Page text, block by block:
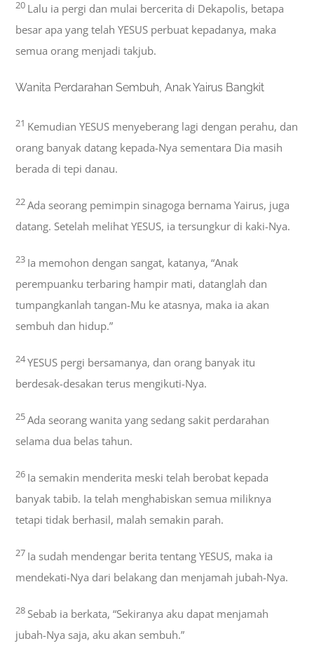
20 Lalu ia pergi dan mulai bercerita di Dekapolis, betapa
besar apa yang telah YESUS perbuat kepadanya, maka
semua orang menjadi takjub.
Wanita Perdarahan Sembuh, Anak Yairus Bangkit
21 Kemudian YESUS menyeberang lagi dengan perahu, dan
orang banyak datang kepada-Nya sementara Dia masih
berada di tepi danau.
22Ada seorang pemimpin sinagoga bernama Yairus, juga
datang. Setelah melihat YESUS, ia tersungkur di kaki-Nya.
23 Ia memohon dengan sangat, katanya, “Anak
perempuanku terbaring hampir mati, datanglah dan
tumpangkanlah tangan-Mu ke atasnya, maka ia akan
sembuh dan hidup.”
24YESUS pergi bersamanya, dan orang banyak itu
berdesak-desakan terus mengikuti-Nya.
25Ada seorang wanita yang sedang sakit perdarahan
selama dua belas tahun.
26 Ia semakin menderita meski telah berobat kepada
banyak tabib. Ia telah menghabiskan semua miliknya
tetapi tidak berhasil, malah semakin parah.
27 Ia sudah mendengar berita tentang YESUS, maka ia
mendekati-Nya dari belakang dan menjamah jubah-Nya.
28 Sebab ia berkata, “Sekiranya aku dapat menjamah
jubah-Nya saja, aku akan sembuh.”